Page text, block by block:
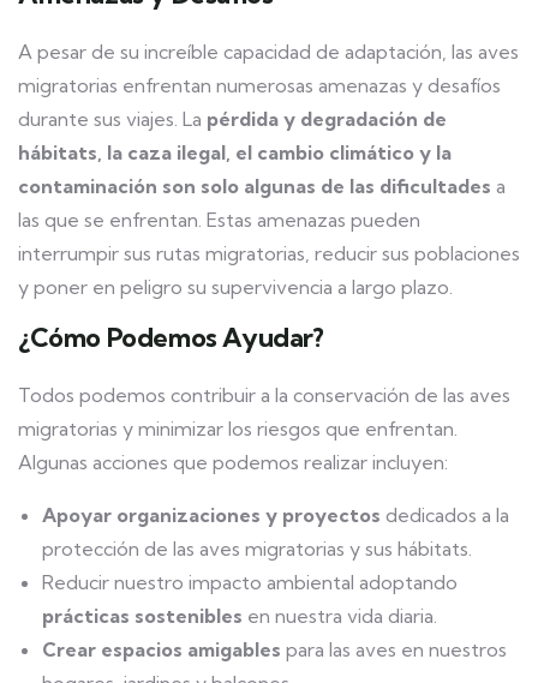
A pesar de su increíble capacidad de adaptación, las aves
migratorias enfrentan numerosas amenazas y desafíos
durante sus viajes. La pérdida y degradación de
hábitats, la caza ilegal, el cambio climático y la
contaminación son solo algunas de las dificultades a
las que se enfrentan. Estas amenazas pueden
interrumpir sus rutas migratorias, reducir sus poblaciones
y poner en peligro su supervivencia a largo plazo.
¿Cómo Podemos Ayudar?
Todos podemos contribuir a la conservación de las aves
migratorias y minimizar los riesgos que enfrentan.
Algunas acciones que podemos realizar incluyen:
Apoyar organizaciones y proyectos dedicados a la
protección de las aves migratorias y sus hábitats.
Reducir nuestro impacto ambiental adoptando
prácticas sostenibles en nuestra vida diaria.
Crear espacios amigables para las aves en nuestros